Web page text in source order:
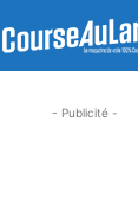
- Publicité -